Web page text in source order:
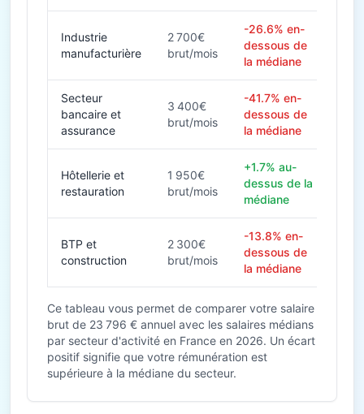
Industrie
manufacturière
2 700€
brut/mois
-26.6% en-
dessous de
la médiane
Secteur
bancaire et
assurance
3 400€
brut/mois
-41.7% en-
dessous de
la médiane
Hôtellerie et
restauration
1 950€
brut/mois
+1.7% au-
dessus de la
médiane
BTP et
construction
2 300€
brut/mois
-13.8% en-
dessous de
la médiane
Ce tableau vous permet de comparer votre salaire
brut de 23 796 € annuel avec les salaires médians
par secteur d'activité en France en 2026. Un écart
positif signifie que votre rémunération est
supérieure à la médiane du secteur.